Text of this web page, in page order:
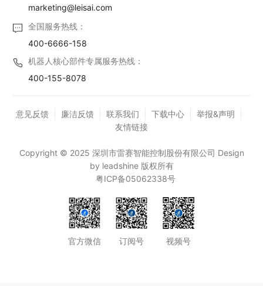
marketing@leisai.com
全国服务热线：
400-6666-158
机器人核心部件专属服务热线：
400-155-8078
意见反馈 廉洁反馈 联系我们 下载中心
举报&声明
友情链接
Copyright © 2025 深圳市雷赛智能控制股份有限公司 Design
by leadshine 版权所有
粤ICP备05062338号
官方微信 订阅号 视频号